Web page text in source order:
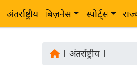
अंतर्राष्ट्रीय बिज़नेस स्पोर्ट्स
अंतर्राष्ट्रीय|